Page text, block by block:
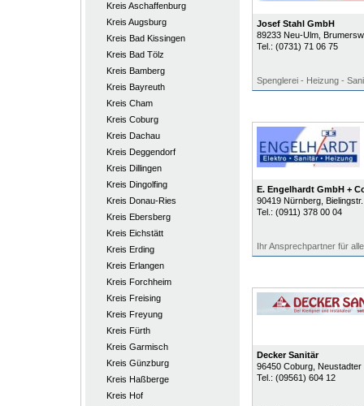
Kreis Aschaffenburg
Kreis Augsburg
Kreis Bad Kissingen
Kreis Bad Tölz
Kreis Bamberg
Kreis Bayreuth
Kreis Cham
Kreis Coburg
Kreis Dachau
Kreis Deggendorf
Kreis Dillingen
Kreis Dingolfing
Kreis Donau-Ries
Kreis Ebersberg
Kreis Eichstätt
Kreis Erding
Kreis Erlangen
Kreis Forchheim
Kreis Freising
Kreis Freyung
Kreis Fürth
Kreis Garmisch
Kreis Günzburg
Kreis Haßberge
Kreis Hof
Josef Stahl GmbH
89233 Neu-Ulm,
Tel.: (0731) 71 06 75
Spenglerei - Heizung -
E. Engelhardt GmbH +
90419 Nürnberg,
Tel.: (0911) 378 00 04
Ihr Ansprechpartner für
Decker Sanitär
96450 Coburg, Neustadter
Tel.: (09561) 604 12